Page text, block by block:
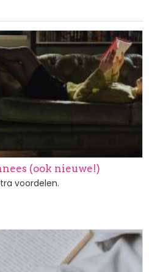
(ook nieuwe!)
voordelen.